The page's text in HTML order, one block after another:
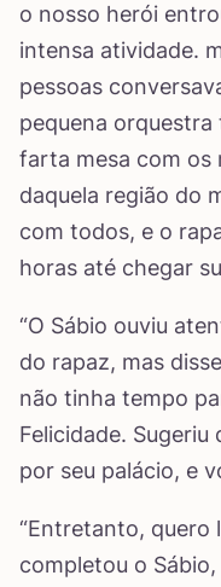
o nosso herói
intensa atividade.
pessoas
pequena orquestra
farta mesa com os
daquela região do
com todos, e o
horas até chegar
“O Sábio ouviu
do rapaz, mas
não tinha tempo
Felicidade. Sugeriu
por seu palácio, e
“Entretanto, quero
completou o